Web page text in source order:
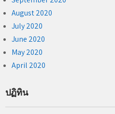
August 2020
July 2020
June 2020
May 2020
April 2020
ปฏิทิน